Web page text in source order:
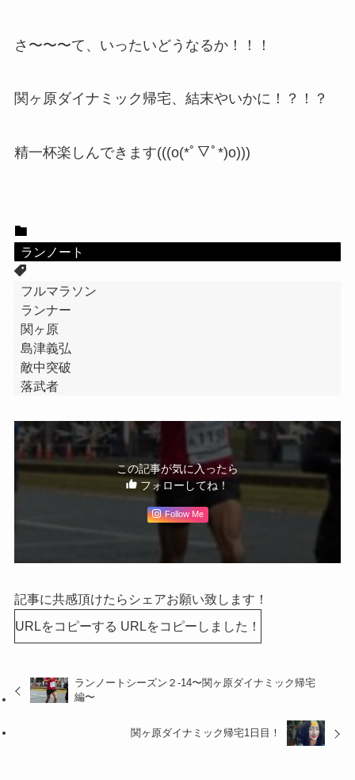
さ〜〜〜て、いったいどうなるか！！！
関ヶ原ダイナミック帰宅、結末やいかに！？！？
精一杯楽しんできます(((o(*ﾟ▽ﾟ*)o)))
ランノート
フルマラソン
ランナー
関ヶ原
島津義弘
敵中突破
落武者
この記事が気に入ったら
フォローしてね！
Follow Me
記事に共感頂けたらシェアお願い致します！
URLをコピーする URLをコピーしました！
ランノートシーズン２-14〜関ヶ原ダイナミック帰宅
編〜
関ヶ原ダイナミック帰宅1日目！